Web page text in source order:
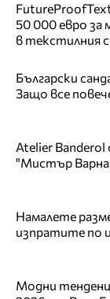
50 000 евро за
в текстилния
Български
Защо все
Atelier
"Мистър Варна
Намалете
изпратите по
Модни